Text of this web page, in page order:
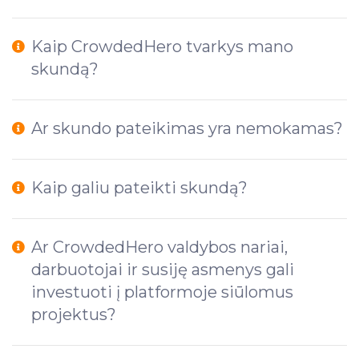
Kaip CrowdedHero tvarkys mano
skundą?
Ar skundo pateikimas yra nemokamas?
Kaip galiu pateikti skundą?
Ar CrowdedHero valdybos nariai,
darbuotojai ir susiję asmenys gali
investuoti į platformoje siūlomus
projektus?